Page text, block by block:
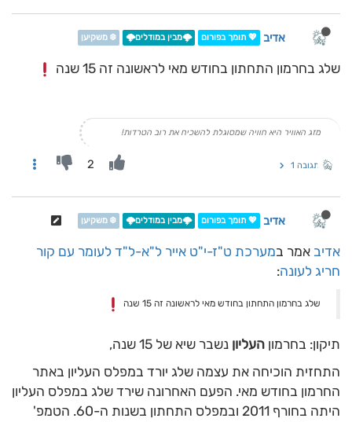
אדיב 💖 תומך בפורום 🌩️מבין במודלים🌩️ ❄️ משקיען
שלג בחרמון התחתון בחודש מאי לראשונה זה 15 שנה
מזג האוויר היא חוויה שמסוגלת להשכיח את רוב הטרדות!
תגובה 1 2
אדיב 💖 תומך בפורום 🌩️מבין במודלים🌩️ ❄️ משקיען
אדיב אמר במערכת ט"ז-י"ט אייר ל"א-ל"ד לעומר עם קור
חריג לעונה:
שלג בחרמון התחתון בחודש מאי לראשונה זה 15 שנה
תיקון: בחרמון העליון נשבר שיא של 15 שנה,
התחזית הוכיחה את עצמה שלג יורד במפלס העליון באתר
החרמון בחודש מאי. הפעם האחרונה שירד שלג במפלס העליון
היתה בחורף 2011 ובמפלס התחתון בשנות ה-60. הטמפ'